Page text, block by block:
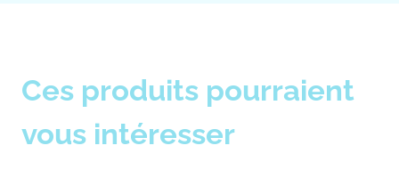
Ces produits pourraient
vous intéresser